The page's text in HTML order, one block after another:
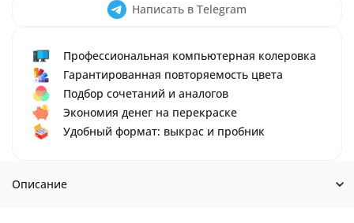
Написать в Telegram
Профессиональная компьютерная колеровка
Гарантированная повторяемость цвета
Подбор сочетаний и аналогов
Экономия денег на перекраске
Удобный формат: выкрас и пробник
Описание